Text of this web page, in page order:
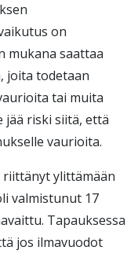
on
mukana saattaa
joita todetaan
tai muita
jää riski siitä, että
vaurioita.
riittänyt ylittämään
valmistunut 17
Tapauksessa
jos ilmavuodot